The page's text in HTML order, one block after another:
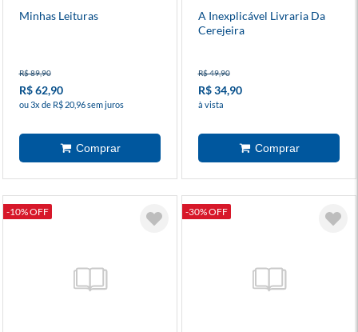
Minhas Leituras
R$ 89,90
R$ 62,90
ou 3x de R$ 20,96 sem juros
A Inexplicável Livraria Da
Cerejeira
R$ 49,90
R$ 34,90
à vista
-10% OFF -30% OFF